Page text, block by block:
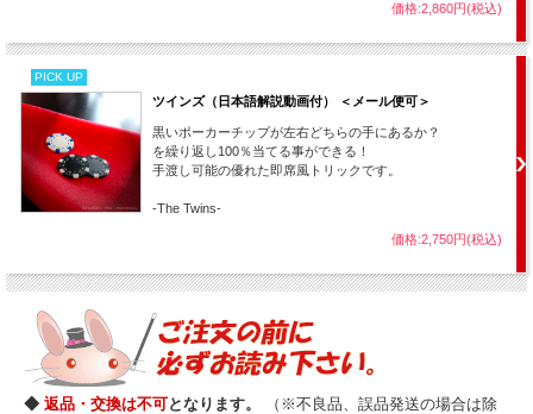
■トス・トゥー： サイコロをコップに入れようとしても入らない！
↑サンプル動画がご覧頂けます。↑
価格:2,860円(税込)
PICK UP
ツインズ（日本語解説動画付） ＜メール便可＞
黒いポーカーチップが左右どちらの手にあるか？
を繰り返し100％当てる事ができる！
手渡し可能の優れた即席風トリックです。
-The Twins-
価格:2,750円(税込)
◆ 返品・交換は不可となります。
（※不良品、誤品発送の場合は除